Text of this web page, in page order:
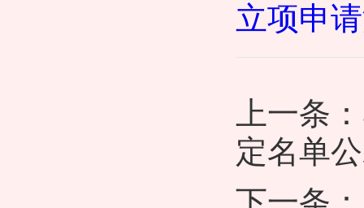
立项申
上一条：
定名单